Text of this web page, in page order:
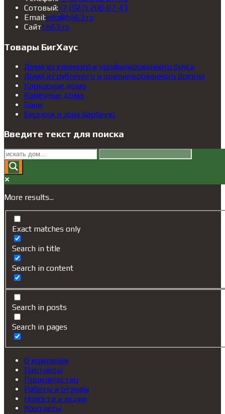
в
Сотовый:+7 (927) 208-07-43Откроется
Email:info@bh63.ruОткроется
Сайтbh63.ruОткроется
новой
вкладке
Товары БигХаус
Дома из клееного и профилированного бруса
Дома из рубленого и оцилиндрованного бревна
Каркасные дома
Каменные дома
Бани
Беседки и зона барбекю
Введите текст для поиска
More results...
Exact matches only
Search in title
Search in content
Search in posts
Search in pages
О компании
Партнеры
Производство
Работы и отзывы
Новости и акции
Контакты